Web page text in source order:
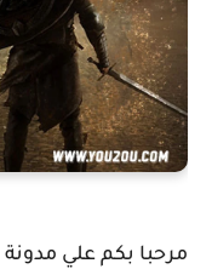
مرحبا بكم علي مدونة